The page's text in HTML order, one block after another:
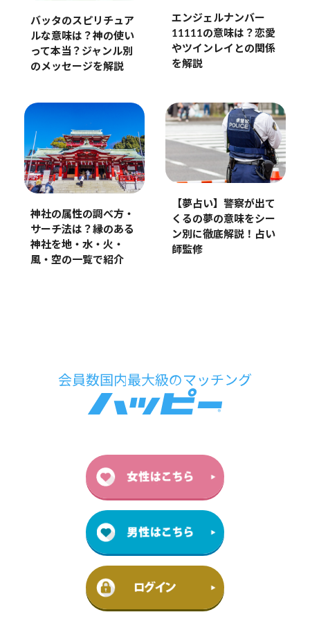
バッタのスピリチュア
ルな意味は？神の使い
って本当？ジャンル別
のメッセージを解説
エンジェルナンバー
11111の意味は？恋愛
やツインレイとの関係
を解説
神社の属性の調べ方・
サーチ法は？縁のある
神社を地・水・火・
風・空の一覧で紹介
【夢占い】警察が出て
くるの夢の意味をシー
ン別に徹底解説！占い
師監修